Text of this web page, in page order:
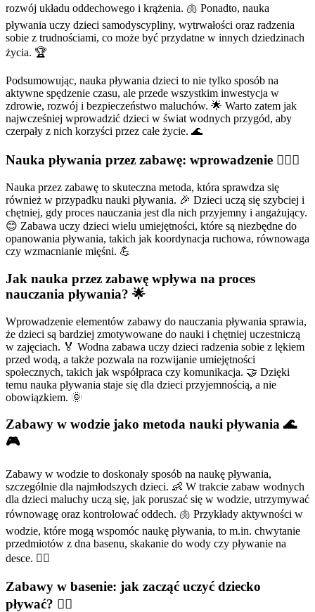
rozwój układu oddechowego i krążenia. 🫁 Ponadto, nauka
pływania uczy dzieci samodyscypliny, wytrwałości oraz radzenia
sobie z trudnościami, co może być przydatne w innych dziedzinach
życia. 🏆
Podsumowując, nauka pływania dzieci to nie tylko sposób na
aktywne spędzenie czasu, ale przede wszystkim inwestycja w
zdrowie, rozwój i bezpieczeństwo maluchów. 🌟 Warto zatem jak
najwcześniej wprowadzić dzieci w świat wodnych przygód, aby
czerpały z nich korzyści przez całe życie. 🌊
Nauka pływania przez zabawę: wprowadzenie 🏊‍♀️🎈
Nauka przez zabawę to skuteczna metoda, która sprawdza się
również w przypadku nauki pływania. 🎉 Dzieci uczą się szybciej i
chętniej, gdy proces nauczania jest dla nich przyjemny i angażujący.
😊 Zabawa uczy dzieci wielu umiejętności, które są niezbędne do
opanowania pływania, takich jak koordynacja ruchowa, równowaga
czy wzmacnianie mięśni. 💪
Jak nauka przez zabawę wpływa na proces
nauczania pływania? 🌟
Wprowadzenie elementów zabawy do nauczania pływania sprawia,
że dzieci są bardziej zmotywowane do nauki i chętniej uczestniczą
w zajęciach. 🏅 Wodna zabawa uczy dzieci radzenia sobie z lękiem
przed wodą, a także pozwala na rozwijanie umiejętności
społecznych, takich jak współpraca czy komunikacja. 🤝 Dzięki
temu nauka pływania staje się dla dzieci przyjemnością, a nie
obowiązkiem. 🌞
Zabawy w wodzie jako metoda nauki pływania 🌊
🎮
Zabawy w wodzie to doskonały sposób na naukę pływania,
szczególnie dla najmłodszych dzieci. 👶 W trakcie zabaw wodnych
dla dzieci maluchy uczą się, jak poruszać się w wodzie, utrzymywać
równowagę oraz kontrolować oddech. 🫁 Przykłady aktywności w
wodzie, które mogą wspomóc naukę pływania, to m.in. chwytanie
przedmiotów z dna basenu, skakanie do wody czy pływanie na
desce. 🏊‍♂️
Zabawy w basenie: jak zacząć uczyć dziecko
pływać? 🏊‍♀️